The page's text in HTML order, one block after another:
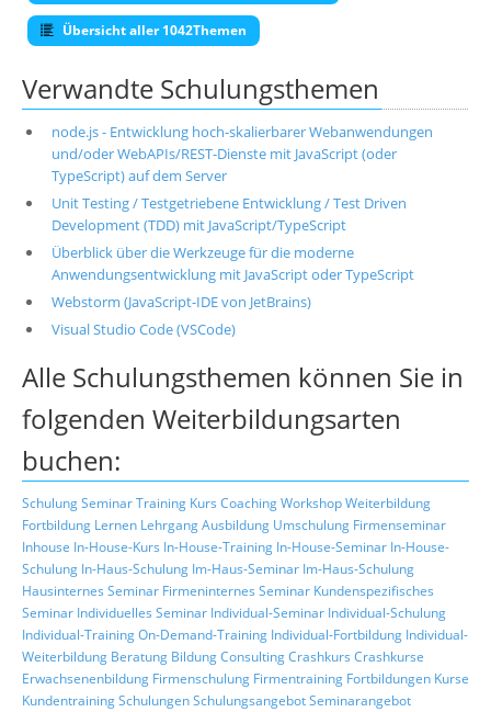
Übersicht aller 1042Themen
Verwandte Schulungsthemen
node.js - Entwicklung hoch-skalierbarer Webanwendungen
und/oder WebAPIs/REST-Dienste mit JavaScript (oder
TypeScript) auf dem Server
Unit Testing / Testgetriebene Entwicklung / Test Driven
Development (TDD) mit JavaScript/TypeScript
Überblick über die Werkzeuge für die moderne
Anwendungsentwicklung mit JavaScript oder TypeScript
Webstorm (JavaScript-IDE von JetBrains)
Visual Studio Code (VSCode)
Alle Schulungsthemen können Sie in
folgenden Weiterbildungsarten
buchen:
SchulungSeminarTraining Kurs CoachingWorkshopWeiterbildung
Fortbildung Lernen LehrgangAusbildung Umschulung Firmenseminar
Inhouse In-House-Kurs In-House-Training In-House-Seminar In-House-
Schulung In-Haus-Schulung Im-Haus-Seminar Im-Haus-Schulung
Hausinternes Seminar Firmeninternes Seminar Kundenspezifisches
Seminar Individuelles Seminar Individual-Seminar Individual-Schulung
Individual-TrainingOn-Demand-Training Individual-Fortbildung Individual-
Weiterbildung Beratung BildungConsultingCrashkurs Crashkurse
Erwachsenenbildung Firmenschulung Firmentraining Fortbildungen Kurse
KundentrainingSchulungenSchulungsangebotSeminarangebot